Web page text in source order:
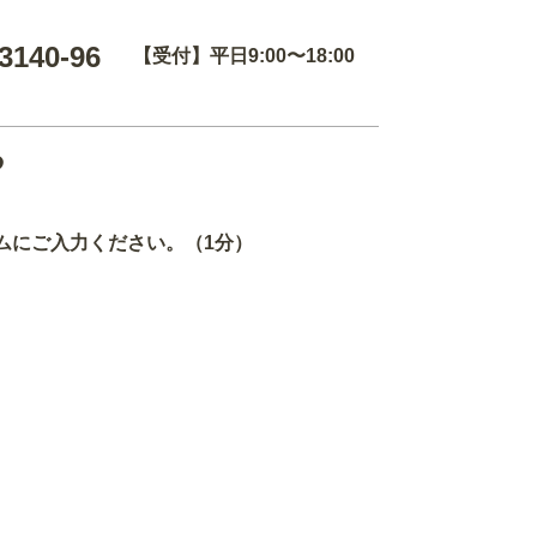
96 【受付】平日9:00〜18:00
にご入力ください。（1分）